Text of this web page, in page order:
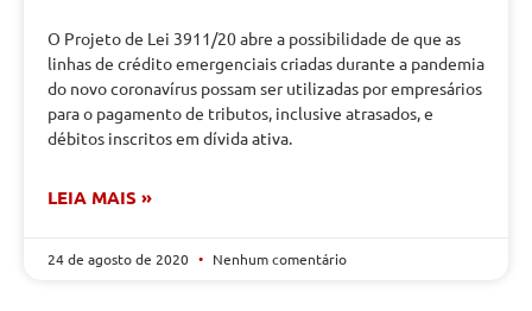
O Projeto de Lei 3911/20 abre a possibilidade de que as
linhas de crédito emergenciais criadas durante a pandemia
do novo coronavírus possam ser utilizadas por empresários
para o pagamento de tributos, inclusive atrasados, e
débitos inscritos em dívida ativa.
LEIA MAIS »
24 de agosto de 2020 Nenhum comentário